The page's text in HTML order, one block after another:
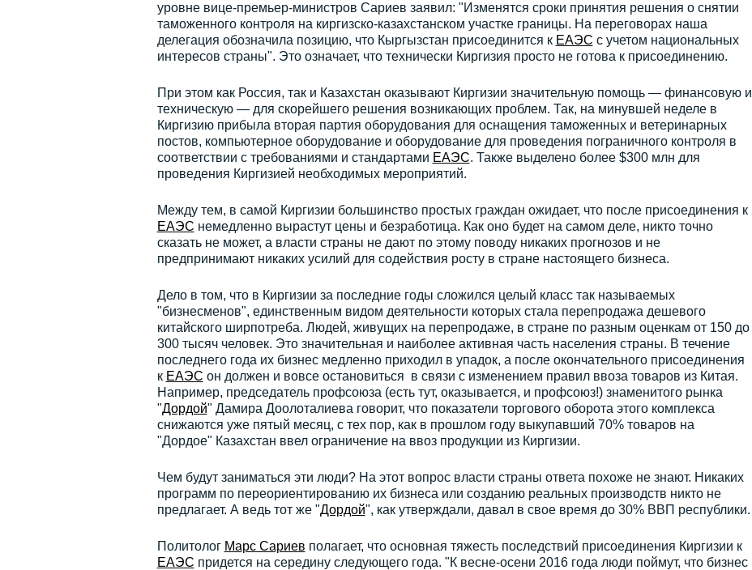
уровне вице-премьер-министров Сариев заявил: "Изменятся сроки принятия решения о снятии
таможенного контроля на киргизско-казахстанском участке границы. На переговорах наша
делегация обозначила позицию, что Кыргызстан присоединится к ЕАЭС с учетом национальных
интересов страны". Это означает, что технически Киргизия просто не готова к присоединению.
При этом как Россия, так и Казахстан оказывают Киргизии значительную помощь — финансовую и
техническую — для скорейшего решения возникающих проблем. Так, на минувшей неделе в
Киргизию прибыла вторая партия оборудования для оснащения таможенных и ветеринарных
постов, компьютерное оборудование и оборудование для проведения пограничного контроля в
соответствии с требованиями и стандартами ЕАЭС. Также выделено более $300 млн для
проведения Киргизией необходимых мероприятий.
Между тем, в самой Киргизии большинство простых граждан ожидает, что после присоединения к
ЕАЭС немедленно вырастут цены и безработица. Как оно будет на самом деле, никто точно
сказать не может, а власти страны не дают по этому поводу никаких прогнозов и не
предпринимают никаких усилий для содействия росту в стране настоящего бизнеса.
Дело в том, что в Киргизии за последние годы сложился целый класс так называемых
"бизнесменов", единственным видом деятельности которых стала перепродажа дешевого
китайского ширпотреба. Людей, живущих на перепродаже, в стране по разным оценкам от 150 до
300 тысяч человек. Это значительная и наиболее активная часть населения страны. В течение
последнего года их бизнес медленно приходил в упадок, а после окончательного присоединения
к ЕАЭС он должен и вовсе остановиться в связи с изменением правил ввоза товаров из Китая.
Например, председатель профсоюза (есть тут, оказывается, и профсоюз!) знаменитого рынка
"Дордой" Дамира Доолоталиева говорит, что показатели торгового оборота этого комплекса
снижаются уже пятый месяц, с тех пор, как в прошлом году выкупавший 70% товаров на
"Дордое" Казахстан ввел ограничение на ввоз продукции из Киргизии.
Чем будут заниматься эти люди? На этот вопрос власти страны ответа похоже не знают. Никаких
программ по переориентированию их бизнеса или созданию реальных производств никто не
предлагает. А ведь тот же "Дордой", как утверждали, давал в свое время до 30% ВВП республики.
Политолог Марс Сариев полагает, что основная тяжесть последствий присоединения Киргизии к
ЕАЭС придется на середину следующего года. "К весне-осени 2016 года люди поймут, что бизнес